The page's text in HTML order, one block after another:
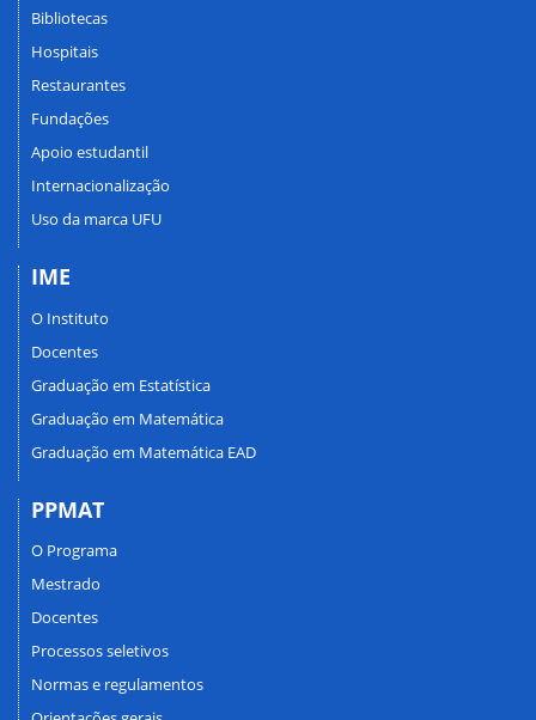
Bibliotecas
Hospitais
Restaurantes
Fundações
Apoio estudantil
Internacionalização
Uso da marca UFU
IME
O Instituto
Docentes
Graduação em Estatística
Graduação em Matemática
Graduação em Matemática EAD
PPMAT
O Programa
Mestrado
Docentes
Processos seletivos
Normas e regulamentos